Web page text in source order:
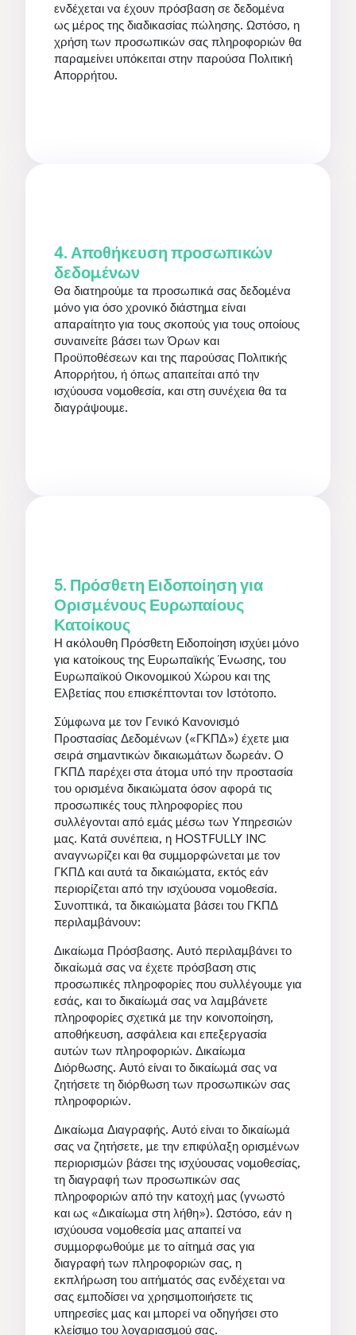
ενδέχεται να έχουν πρόσβαση σε δεδομένα
ως μέρος της διαδικασίας πώλησης. Ωστόσο, η
χρήση των προσωπικών σας πληροφοριών θα
παραμείνει υπόκειται στην παρούσα Πολιτική
Απορρήτου.
4. Αποθήκευση προσωπικών
δεδομένων
Θα διατηρούμε τα προσωπικά σας δεδομένα
μόνο για όσο χρονικό διάστημα είναι
απαραίτητο για τους σκοπούς για τους οποίους
συναινείτε βάσει των Όρων και
Προϋποθέσεων και της παρούσας Πολιτικής
Απορρήτου, ή όπως απαιτείται από την
ισχύουσα νομοθεσία, και στη συνέχεια θα τα
διαγράψουμε.
5. Πρόσθετη Ειδοποίηση για
Ορισμένους Ευρωπαίους
Κατοίκους
Η ακόλουθη Πρόσθετη Ειδοποίηση ισχύει μόνο
για κατοίκους της Ευρωπαϊκής Ένωσης, του
Ευρωπαϊκού Οικονομικού Χώρου και της
Ελβετίας που επισκέπτονται τον Ιστότοπο.
Σύμφωνα με τον Γενικό Κανονισμό
Προστασίας Δεδομένων («ΓΚΠΔ») έχετε μια
σειρά σημαντικών δικαιωμάτων δωρεάν. Ο
ΓΚΠΔ παρέχει στα άτομα υπό την προστασία
του ορισμένα δικαιώματα όσον αφορά τις
προσωπικές τους πληροφορίες που
συλλέγονται από εμάς μέσω των Υπηρεσιών
μας. Κατά συνέπεια, η HOSTFULLY INC
αναγνωρίζει και θα συμμορφώνεται με τον
ΓΚΠΔ και αυτά τα δικαιώματα, εκτός εάν
περιορίζεται από την ισχύουσα νομοθεσία.
Συνοπτικά, τα δικαιώματα βάσει του ΓΚΠΔ
περιλαμβάνουν:
Δικαίωμα Πρόσβασης. Αυτό περιλαμβάνει το
δικαίωμά σας να έχετε πρόσβαση στις
προσωπικές πληροφορίες που συλλέγουμε για
εσάς, και το δικαίωμά σας να λαμβάνετε
πληροφορίες σχετικά με την κοινοποίηση,
αποθήκευση, ασφάλεια και επεξεργασία
αυτών των πληροφοριών. Δικαίωμα
Διόρθωσης. Αυτό είναι το δικαίωμά σας να
ζητήσετε τη διόρθωση των προσωπικών σας
πληροφοριών.
Δικαίωμα Διαγραφής. Αυτό είναι το δικαίωμά
σας να ζητήσετε, με την επιφύλαξη ορισμένων
περιορισμών βάσει της ισχύουσας νομοθεσίας,
τη διαγραφή των προσωπικών σας
πληροφοριών από την κατοχή μας (γνωστό
και ως «Δικαίωμα στη λήθη»). Ωστόσο, εάν η
ισχύουσα νομοθεσία μας απαιτεί να
συμμορφωθούμε με το αίτημά σας για
διαγραφή των πληροφοριών σας, η
εκπλήρωση του αιτήματός σας ενδέχεται να
σας εμποδίσει να χρησιμοποιήσετε τις
υπηρεσίες μας και μπορεί να οδηγήσει στο
κλείσιμο του λογαριασμού σας.